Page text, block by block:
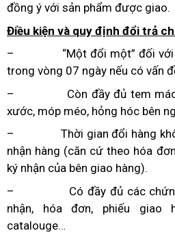
đồng ý với sản phẩm được giao.
Điều kiện và quy định đổi trả
– “Một đổi một” đối với
trong vòng 07 ngày nếu có vấn
– Còn đầy đủ tem mác,
xước, móp méo, hỏng hóc bên
– Thời gian đổi hàng
nhận hàng (căn cứ theo hóa
ký nhận của bên giao hàng).
– Có đầy đủ các chứng
nhận, hóa đơn, phiếu giao
catalouge…